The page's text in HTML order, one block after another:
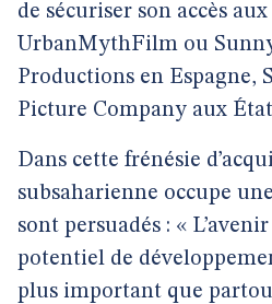
de sécuriser son accès
UrbanMythFilm ou
Productions en Espagne,
Picture Company aux
Dans cette frénésie
subsaharienne occupe
sont persuadés : «
potentiel de
plus important que